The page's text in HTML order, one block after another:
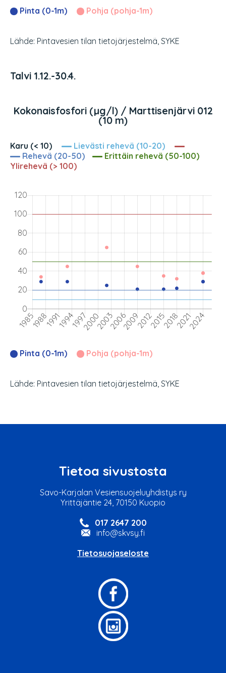
Pinta (0-1m) Pohja (pohja-1m)
Lähde: Pintavesien tilan tietojärjestelmä, SYKE
Talvi 1.12.-30.4.
Kokonaisfosfori (µg/l) / Marttisenjärvi 012
(10 m)
Karu (< 10)
Lievästi rehevä (10-20)
Rehevä (20-50)
Erittäin rehevä (50-100)
Ylirehevä (> 100)
Pinta (0-1m) Pohja (pohja-1m)
Lähde: Pintavesien tilan tietojärjestelmä, SYKE
Tietoa sivustosta
Savo-Karjalan Vesiensuojeluyhdistys ry
Yrittäjäntie 24, 70150 Kuopio
017 2647 200
info@skvsy.fi
Tietosuojaseloste